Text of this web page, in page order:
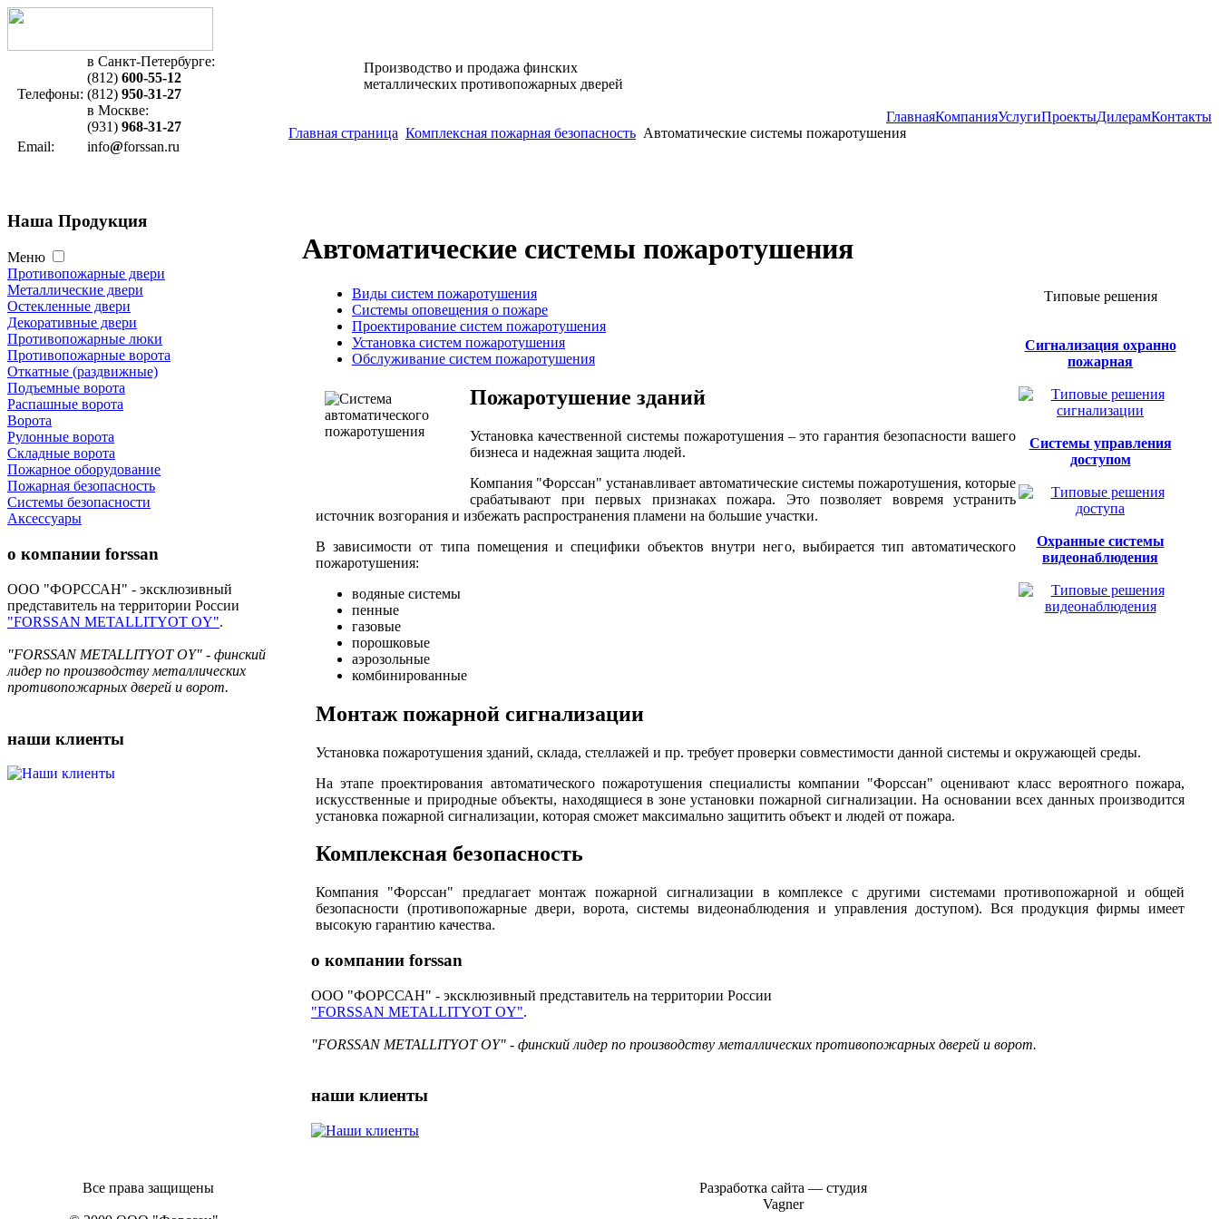
Телефоны:
в Санкт-Петербурге:
(812) 600-55-12
(812) 950-31-27
в Москве:
(931) 968-31-27
Email:
info@forssan.ru
Производство и продажа финских
металлических противопожарных дверей
ГлавнаяКомпанияУслугиПроектыДилерамКонтакты
Главная страница Комплексная пожарная безопасность Автоматические системы пожаротушения
Наша Продукция
Меню
Противопожарные двери
Металлические двери
Остекленные двери
Декоративные двери
Противопожарные люки
Противопожарные ворота
Откатные (раздвижные)
Подъемные ворота
Распашные ворота
Ворота
Рулонные ворота
Складные ворота
Пожарное оборудование
Пожарная безопасность
Системы безопасности
Аксессуары
о компании forssan
ООО "ФОРССАН" - эксклюзивный
представитель на территории России
"FORSSAN METALLITYOT OY".
"FORSSAN METALLITYOT OY" - финский
лидер по производству металлических
противопожарных дверей и ворот.
наши клиенты
Автоматические системы пожаротушения
Типовые решения
Сигнализация охранно
пожарная
Системы управления
доступом
Охранные системы
видеонаблюдения
Виды систем пожаротушения
Системы оповещения о пожаре
Проектирование систем пожаротушения
Установка систем пожаротушения
Обслуживание систем пожаротушения
Пожаротушение зданий
Установка качественной системы пожаротушения – это гарантия безопасности вашего
бизнеса и надежная защита людей.
Компания "Форссан" устанавливает автоматические системы пожаротушения, которые
срабатывают при первых признаках пожара. Это позволяет вовремя устранить
источник возгорания и избежать распространения пламени на большие участки.
В зависимости от типа помещения и специфики объектов внутри него, выбирается тип автоматического
пожаротушения:
водяные системы
пенные
газовые
порошковые
аэрозольные
комбинированные
Монтаж пожарной сигнализации
Установка пожаротушения зданий, склада, стеллажей и пр. требует проверки совместимости данной системы и окружающей среды.
На этапе проектирования автоматического пожаротушения специалисты компании "Форссан" оценивают класс вероятного пожара,
искусственные и природные объекты, находящиеся в зоне установки пожарной сигнализации. На основании всех данных производится
установка пожарной сигнализации, которая сможет максимально защитить объект и людей от пожара.
Комплексная безопасность
Компания "Форссан" предлагает монтаж пожарной сигнализации в комплексе с другими системами противопожарной и общей
безопасности (противопожарные двери, ворота, системы видеонаблюдения и управления доступом). Вся продукция фирмы имеет
высокую гарантию качества.
о компании forssan
ООО "ФОРССАН" - эксклюзивный представитель на территории России
"FORSSAN METALLITYOT OY".
"FORSSAN METALLITYOT OY" - финский лидер по производству металлических противопожарных дверей и ворот.
наши клиенты
Все права защищены
Разработка сайта — студия
Vagner